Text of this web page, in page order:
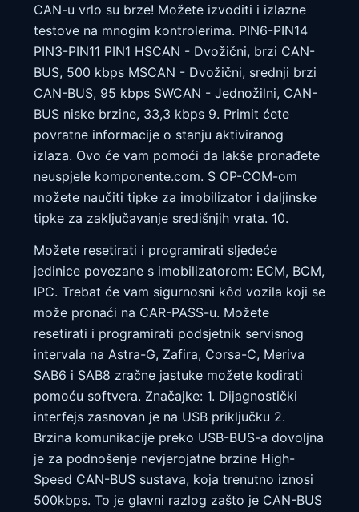
CAN-u vrlo su brze! Možete izvoditi i izlazne
testove na mnogim kontrolerima. PIN6-PIN14
PIN3-PIN11 PIN1 HSCAN - Dvožični, brzi CAN-
BUS, 500 kbps MSCAN - Dvožični, srednji brzi
CAN-BUS, 95 kbps SWCAN - Jednožilni, CAN-
BUS niske brzine, 33,3 kbps 9. Primit ćete
povratne informacije o stanju aktiviranog
izlaza. Ovo će vam pomoći da lakše pronađete
neuspjele komponente.com. S OP-COM-om
možete naučiti tipke za imobilizator i daljinske
tipke za zaključavanje središnjih vrata. 10.
Možete resetirati i programirati sljedeće
jedinice povezane s imobilizatorom: ECM, BCM,
IPC. Trebat će vam sigurnosni kôd vozila koji se
može pronaći na CAR-PASS-u. Možete
resetirati i programirati podsjetnik servisnog
intervala na Astra-G, Zafira, Corsa-C, Meriva
SAB6 i SAB8 zračne jastuke možete kodirati
pomoću softvera. Značajke: 1. Dijagnostički
interfejs zasnovan je na USB priključku 2.
Brzina komunikacije preko USB-BUS-a dovoljna
je za podnošenje nevjerojatne brzine High-
Speed ​​CAN-BUS sustava, koja trenutno iznosi
500kbps. To je glavni razlog zašto je CAN-BUS